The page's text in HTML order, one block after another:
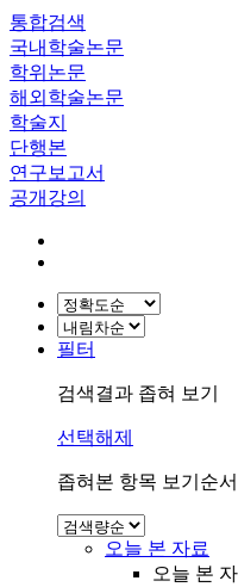
통합검색
국내학술논문
학위논문
해외학술논문
학술지
단행본
연구보고서
공개강의
필터
검색결과 좁혀 보기
선택해제
좁혀본 항목 보기순서
오늘 본 자료
오늘 본